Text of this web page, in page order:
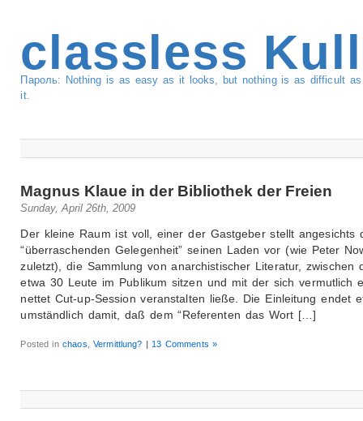
classless
Пароль: Nothing is as easy as it looks, but nothing is as difficult
it.
Magnus Klaue in der Bibliothek der Freien
Sunday, April 26th, 2009
Der kleine Raum ist voll, einer der Gastgeber stellt angesichts
“überraschenden Gelegenheit” seinen Laden vor (wie Peter
zuletzt), die Sammlung von anarchistischer Literatur, zwischen
etwa 30 Leute im Publikum sitzen und mit der sich vermutlich
nettet Cut-up-Session veranstalten ließe. Die Einleitung endet
umständlich damit, daß dem “Referenten das Wort […]
Posted inchaos ,Vermittlung? | 13 Comments »